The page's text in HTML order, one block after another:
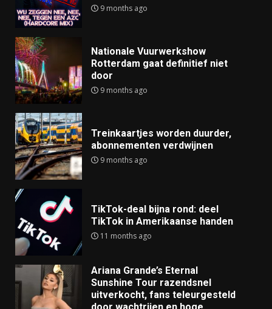
9 months ago
Nationale Vuurwerkshow
Rotterdam gaat definitief niet
door
9 months ago
Treinkaartjes worden duurder,
abonnementen verdwijnen
9 months ago
TikTok-deal bijna rond: deel
TikTok in Amerikaanse handen
11 months ago
Ariana Grande’s Eternal
Sunshine Tour razendsnel
uitverkocht, fans teleurgesteld